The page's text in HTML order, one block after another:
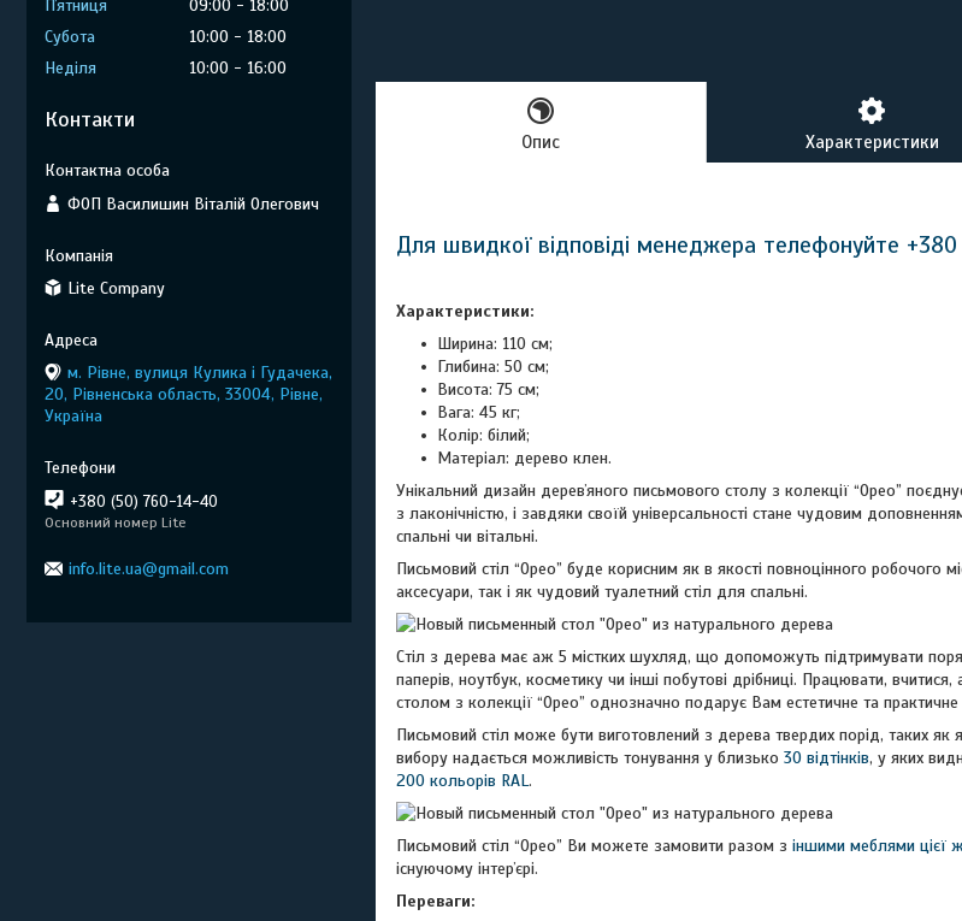
Опис Характеристики
Для швидкої відповіді менеджера телефонуйте
Характеристики:
Ширина: 110 см;
Глибина: 50 см;
Висота: 75 см;
Вага: 45 кг;
Колір: білий;
Матеріал: дерево клен.
Унікальний дизайн деревʼяного письмового столу з колекції “Орео”
з лаконічністю, і завдяки своїй універсальності стане чудовим
спальні чи вітальні.
Письмовий стіл “Орео” буде корисним як в якості повноцінного робочого
аксесуари, так і як чудовий туалетний стіл для спальні.
Стіл з дерева має аж 5 містких шухляд, що допоможуть підтримувати
паперів, ноутбук, косметику чи інші побутові дрібниці. Працювати,
столом з колекції “Орео” однозначно подарує Вам естетичне та
Письмовий стіл може бути виготовлений з дерева твердих порід, таких
вибору надається можливість тонування у близько 30 відтінків, у яких
200 кольорів RAL.
Письмовий стіл “Орео” Ви можете замовити разом з іншими меблями цієї
існуючому інтерʼєрі.
Переваги:
Пʼятниця
09:00
18:00
Субота
10:00
18:00
Неділя
10:00 16:00
Контакти
ФОП Василишин Віталій Олегович
Lite Company
м. Рівне, вулиця Кулика і Гудачека,
20, Рівненська область, 33004, Рівне,
Україна
+380 (50) 760-14-40
Основний номер Lite
info.lite.ua@gmail.com